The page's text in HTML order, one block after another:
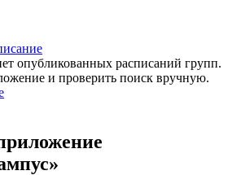
опубликованных расписаний групп.
и проверить поиск вручную.